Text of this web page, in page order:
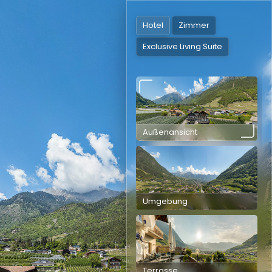
Hotel
Zimmer
Exclusive Living Suite
Außenansicht
Umgebung